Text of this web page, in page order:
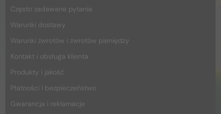
Często zadawane pytania
Warunki dostawy
Warunki zwrotów i zwrotów pieniędzy
Kontakt i obsługa klienta
Produkty i jakość
Płatności i bezpieczeństwo
Gwarancja i reklamacje